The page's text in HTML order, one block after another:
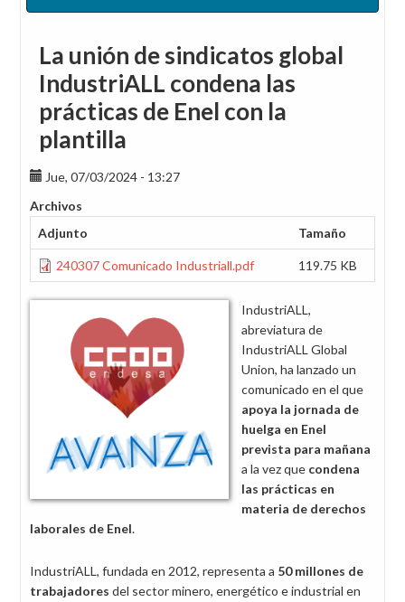
La unión de sindicatos global
IndustriALL condena las
prácticas de Enel con la
plantilla
Jue, 07/03/2024 - 13:27
Archivos
Adjunto
Tamaño
240307 Comunicado Industriall.pdf 119.75 KB
IndustriALL,
abreviatura de
IndustriALL Global
Union, ha lanzado un
comunicado en el que
apoya la jornada de
huelga en Enel
prevista para mañana
a la vez que condena
las prácticas en
materia de derechos
laborales de Enel.
IndustriALL, fundada en 2012, representa a 50 millones de
trabajadores del sector minero, energético e industrial en